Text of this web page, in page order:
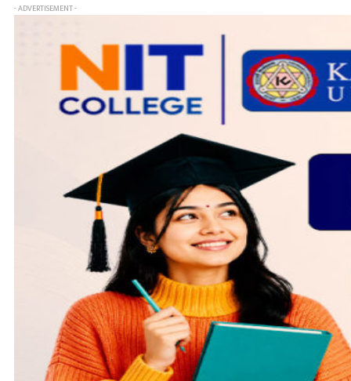
- ADVERTISEMENT -